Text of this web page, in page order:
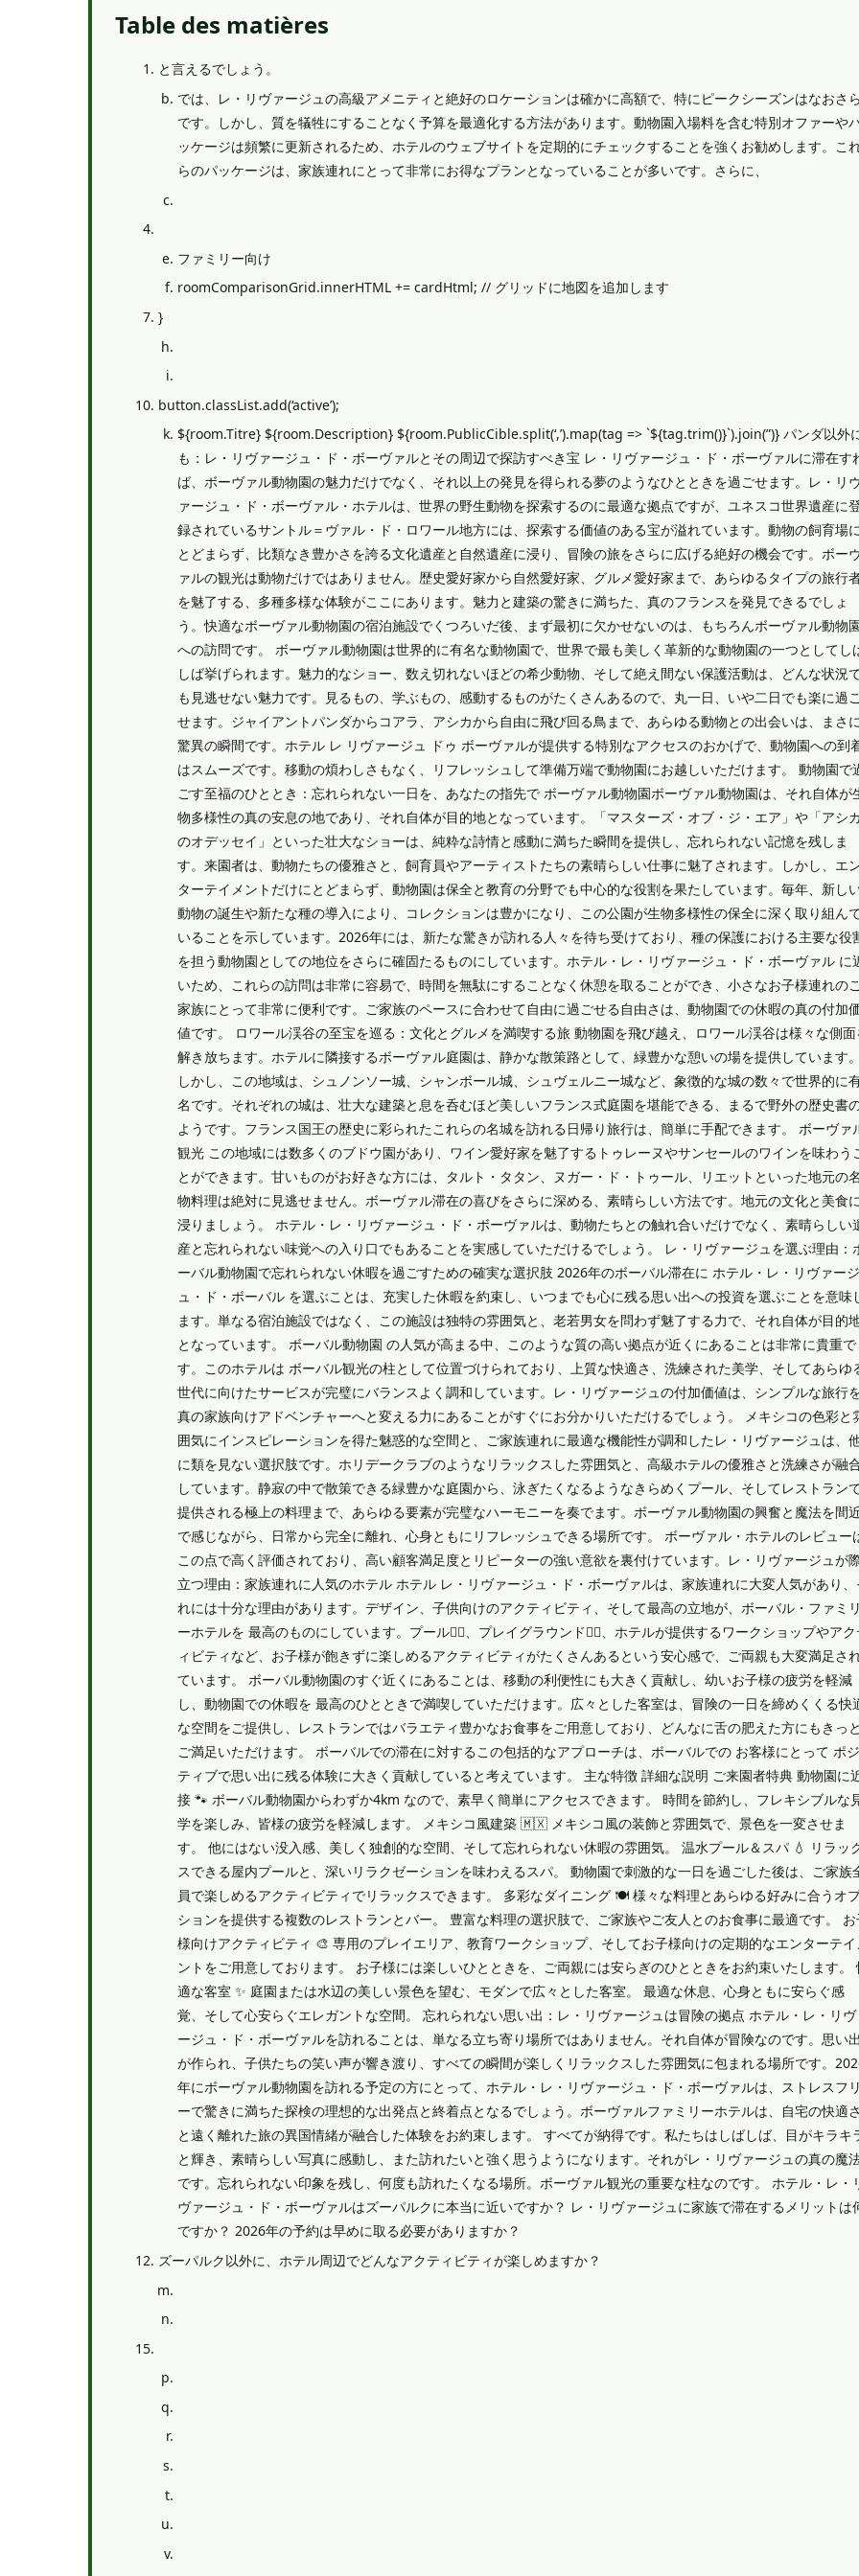
Table des matières
と言えるでしょう。
では、レ・リヴァージュの高級アメニティと絶好のロケーションは確かに高額で、特にピークシーズンはなおさら
です。しかし、質を犠牲にすることなく予算を最適化する方法があります。動物園入場料を含む特別オファーや
ッケージは頻繁に更新されるため、ホテルのウェブサイトを定期的にチェックすることを強くお勧めします。こ
らのパッケージは、家族連れにとって非常にお得なプランとなっていることが多いです。さらに、
ファミリー向け
roomComparisonGrid.innerHTML += cardHtml; // グリッドに地図を追加します
}
button.classList.add(‘active’);
${room.Titre} ${room.Description} ${room.PublicCible.split(‘,’).map(tag => `${tag.trim()}`).join(”)} パンダ以外
も：レ・リヴァージュ・ド・ボーヴァルとその周辺で探訪すべき宝 レ・リヴァージュ・ド・ボーヴァルに滞在す
ば、ボーヴァル動物園の魅力だけでなく、それ以上の発見を得られる夢のようなひとときを過ごせます。レ・リ
ァージュ・ド・ボーヴァル・ホテルは、世界の野生動物を探索するのに最適な拠点ですが、ユネスコ世界遺産に
録されているサントル＝ヴァル・ド・ロワール地方には、探索する価値のある宝が溢れています。動物の飼育場
とどまらず、比類なき豊かさを誇る文化遺産と自然遺産に浸り、冒険の旅をさらに広げる絶好の機会です。ボー
ァルの観光は動物だけではありません。歴史愛好家から自然愛好家、グルメ愛好家まで、あらゆるタイプの旅行
を魅了する、多種多様な体験がここにあります。魅力と建築の驚きに満ちた、真のフランスを発見できるでしょ
う。快適なボーヴァル動物園の宿泊施設でくつろいだ後、まず最初に欠かせないのは、もちろんボーヴァル動物
への訪問です。 ボーヴァル動物園は世界的に有名な動物園で、世界で最も美しく革新的な動物園の一つとしてし
しば挙げられます。魅力的なショー、数え切れないほどの希少動物、そして絶え間ない保護活動は、どんな状況
も見逃せない魅力です。見るもの、学ぶもの、感動するものがたくさんあるので、丸一日、いや二日でも楽に過
せます。ジャイアントパンダからコアラ、アシカから自由に飛び回る鳥まで、あらゆる動物との出会いは、まさ
驚異の瞬間です。ホテル レ リヴァージュ ドゥ ボーヴァルが提供する特別なアクセスのおかげで、動物園への到
はスムーズです。移動の煩わしさもなく、リフレッシュして準備万端で動物園にお越しいただけます。 動物園で
ごす至福のひととき：忘れられない一日を、あなたの指先で ボーヴァル動物園ボーヴァル動物園は、それ自体が
物多様性の真の安息の地であり、それ自体が目的地となっています。「マスターズ・オブ・ジ・エア」や「アシカ
のオデッセイ」といった壮大なショーは、純粋な詩情と感動に満ちた瞬間を提供し、忘れられない記憶を残しま
す。来園者は、動物たちの優雅さと、飼育員やアーティストたちの素晴らしい仕事に魅了されます。しかし、エ
ターテイメントだけにとどまらず、動物園は保全と教育の分野でも中心的な役割を果たしています。毎年、新し
動物の誕生や新たな種の導入により、コレクションは豊かになり、この公園が生物多様性の保全に深く取り組ん
いることを示しています。2026年には、新たな驚きが訪れる人々を待ち受けており、種の保護における主要な役
を担う動物園としての地位をさらに確固たるものにしています。ホテル・レ・リヴァージュ・ド・ボーヴァル に
いため、これらの訪問は非常に容易で、時間を無駄にすることなく休憩を取ることができ、小さなお子様連れの
家族にとって非常に便利です。ご家族のペースに合わせて自由に過ごせる自由さは、動物園での休暇の真の付加
値です。 ロワール渓谷の至宝を巡る：文化とグルメを満喫する旅 動物園を飛び越え、ロワール渓谷は様々な側面
解き放ちます。ホテルに隣接するボーヴァル庭園は、静かな散策路として、緑豊かな憩いの場を提供しています。
しかし、この地域は、シュノンソー城、シャンボール城、シュヴェルニー城など、象徴的な城の数々で世界的に
名です。それぞれの城は、壮大な建築と息を呑むほど美しいフランス式庭園を堪能できる、まるで野外の歴史書
ようです。フランス国王の歴史に彩られたこれらの名城を訪れる日帰り旅行は、簡単に手配できます。 ボーヴァ
観光 この地域には数多くのブドウ園があり、ワイン愛好家を魅了するトゥレーヌやサンセールのワインを味わう
とができます。甘いものがお好きな方には、タルト・タタン、ヌガー・ド・トゥール、リエットといっ​​た地元の名
物料理は絶対に見逃せません。ボーヴァル滞在の喜びをさらに深める、素晴らしい方法です。地元の文化と美食
浸りましょう。 ホテル・レ・リヴァージュ・ド・ボーヴァルは、動物たちとの触れ合いだけでなく、素晴らしい
産と忘れられない味覚への入り口でもあることを実感していただけるでしょう。 レ・リヴァージュを選ぶ理由：
ーバル動物園で忘れられない休暇を過ごすための確実な選択肢 2026年のボーバル滞在に ホテル・レ・リヴァージ
ュ・ド・ボーバル を選ぶことは、充実した休暇を約束し、いつまでも心に残る思い出への投資を選ぶことを意味
ます。単なる宿泊施設ではなく、この施設は独特の雰囲気と、老若男女を問わず魅了する力で、それ自体が目的
となっています。 ボーバル動物園 の人気が高まる中、このような質の高い拠点が近くにあることは非常に貴重で
す。このホテルは ボーバル観光の柱として位置づけられており、上質な快適さ、洗練された美学、そしてあらゆ
世代に向けたサービスが完璧にバランスよく調和しています。レ・リヴァージュの付加価値は、シンプルな旅行
真の家族向けアドベンチャーへと変える力にあることがすぐにお分かりいただけるでしょう。 メキシコの色彩と
囲気にインスピレーションを得た魅惑的な空間と、ご家族連れに最適な機能性が調和したレ・リヴァージュは、
に類を見ない選択肢です。ホリデークラブのようなリラックスした雰囲気と、高級ホテルの優雅さと洗練さが融
しています。静寂の中で散策できる緑豊かな庭園から、泳ぎたくなるようなきらめくプール、そしてレストラン
提供される極上の料理まで、あらゆる要素が完璧なハーモニーを奏でます。ボーヴァル動物園の興奮と魔法を間
で感じながら、日常から完全に離れ、心身ともにリフレッシュできる場所です。 ボーヴァル・ホテルのレビュー
この点で高く評価されており、高い顧客満足度とリピーターの強い意欲を裏付けています。レ・リヴァージュが
立つ理由：家族連れに人気のホテル ホテル レ・リヴァージュ・ド・ボーヴァルは、家族連れに大変人気があり、
れには十分な理由があります。デザイン、子供向けのアクティビティ、そして最高の立地が、ボーバル・ファミリ
ーホテルを 最高のものにしています。プール🏊‍♀️、プレイグラウンド🤸‍♂️、ホテルが提供するワークショップやアク
ィビティなど、お子様が飽きずに楽しめるアクティビティがたくさんあるという安心感で、ご両親も大変満足さ
ています。 ボーバル動物園のすぐ近くにあることは、移動の利便性にも大きく貢献し、幼いお子様の疲労を軽減
し、動物園での休暇を 最高のひとときで満喫していただけます。広々とした客室は、冒険の一日を締めくくる快
な空間をご提供し、レストランではバラエティ豊かなお食事をご用意しており、どんなに舌の肥えた方にもきっと
ご満足いただけます。 ボーバルでの滞在に対するこの包括的なアプローチは、ボーバルでの お客様にとって ポジ
ティブで思い出に残る体験に大きく貢献していると考えています。 主な特徴 詳細な説明 ご来園者特典 動物園に
接 🐾 ボーバル動物園からわずか4km なので、素早く簡単にアクセスできます。 時間を節約し、フレキシブルな
学を楽しみ、皆様の疲労を軽減します。 メキシコ風建築 🇲🇽 メキシコ風の装飾と雰囲気で、景色を一変させま
す。 他にはない没入感、美しく独創的な空間、そして忘れられない休暇の雰囲気。 温水プール＆スパ 💧 リラッ
スできる屋内プールと、深いリラクゼーションを味わえるスパ。 動物園で刺激的な一日を過ごした後は、ご家族
員で楽しめるアクティビティでリラックスできます。 多彩なダイニング 🍽️ 様々な料理とあらゆる好みに合うオ
ションを提供する複数のレストランとバー。 豊富な料理の選択肢で、ご家族やご友人とのお食事に最適です。
様向けアクティビティ 🎨 専用のプレイエリア、教育ワークショップ、そしてお子様向けの定期的なエンターテイ
ントをご用意しております。 お子様には楽しいひとときを、ご両親には安らぎのひとときをお約束いたします。
適な客室 ✨ 庭園または水辺の美しい景色を望む、モダンで広々とした客室。 最適な休息、心身ともに安らぐ感
覚、そして心安らぐエレガントな空間。 忘れられない思い出：レ・リヴァージュは冒険の拠点 ホテル・レ・リヴ
ージュ・ド・ボーヴァルを訪れることは、単なる立ち寄り場所ではありません。それ自体が冒険なのです。思い出
が作られ、子供たちの笑い声が響き渡り、すべての瞬間が楽しくリラックスした雰囲気に包まれる場所です。
年にボーヴァル動物園を訪れる予定の方にとって、ホテル・レ・リヴァージュ・ド・ボーヴァルは、ストレスフリ
ーで驚きに満ちた探検の理想的な出発点と終着点となるでしょう。ボーヴァルファミリーホテルは、自宅の快適さ
と遠く離れた旅の異国情緒が融合した体験をお約束します。 すべてが納得です。私たちはしばしば、目がキラキ
と輝き、素晴らしい写真に感動し、また訪れたいと強く思うようになります。それがレ・リヴァージュの真の魔
です。忘れられない印象を残し、何度も訪れたくなる場所。ボーヴァル観光の重要な柱なのです。 ホテル・レ・
ヴァージュ・ド・ボーヴァルはズーパルクに本当に近いですか？ レ・リヴァージュに家族で滞在するメリットは
ですか？ 2026年の予約は早めに取る必要がありますか？
ズーパルク以外に、ホテル周辺でどんなアクティビティが楽しめますか？